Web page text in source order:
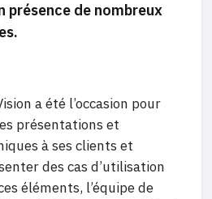
présence de nombreux
a été l’occasion pour
présentations et
à ses clients et
des cas d’utilisation
éléments, l’équipe de